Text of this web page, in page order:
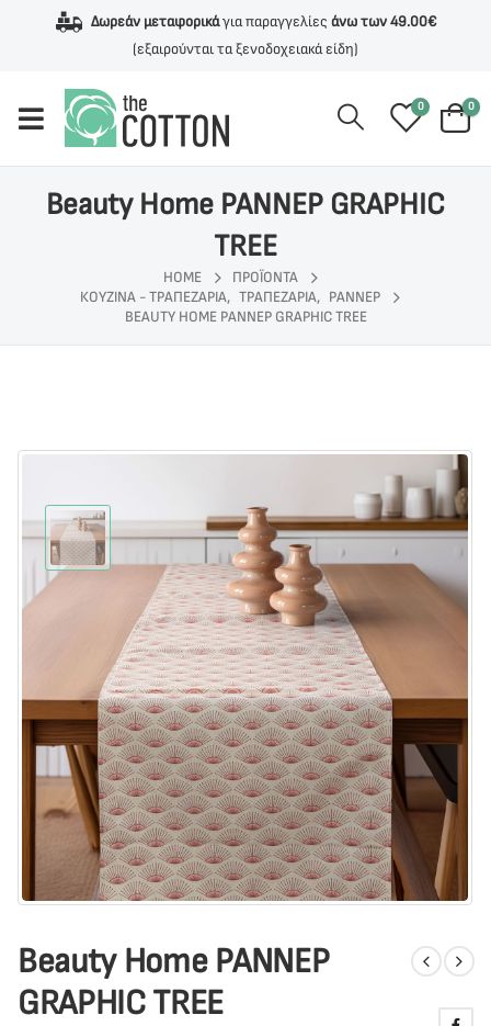
Δωρεάν μεταφορικάγια παραγγελίες άνω των 49.00€
(εξαιρούνται τα ξενοδοχειακά είδη)
0 0
Beauty Home ΡΑΝΝΕΡ GRAPHIC
TREE
HOME
ΠΡΟΪΌΝΤΑ
ΚΟΥΖΙΝΑ - ΤΡΑΠΕΖΑΡΙΑ, ΤΡΑΠΕΖΑΡΙΑ, ΡΑΝΝΕΡ
BEAUTY HOME ΡΑΝΝΕΡ GRAPHIC TREE
Beauty Home ΡΑΝΝΕΡ
GRAPHIC TREE